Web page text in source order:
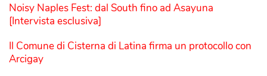
Noisy Naples Fest: dal South fino ad Asayuna
[Intervista esclusiva]
Il Comune di Cisterna di Latina firma un protocollo con
Arcigay